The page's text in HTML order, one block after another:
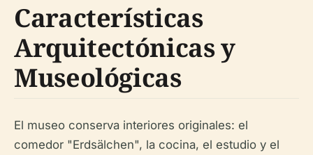
Características
Arquitectónicas y
Museológicas
El museo conserva interiores originales: el
comedor "Erdsälchen", la cocina, el estudio y el